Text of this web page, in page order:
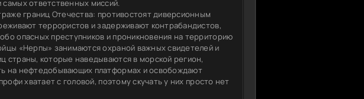
ответственных миссий.
границ Отечества: противостоят диверсионным
террористов и задерживают контрабандистов,
опасных преступников и проникновения на территорию
«Нерпы» занимаются охраной важных свидетелей и
страны, которые наведываются в морской регион,
на нефтедобывающих платформах и освобождают
хватает с головой, поэтому скучать у них просто нет